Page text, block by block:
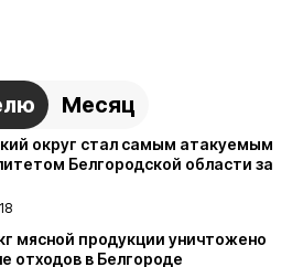
Месяц
округ стал самым атакуемым
Белгородской области за
мясной продукции уничтожено
отходов в Белгороде